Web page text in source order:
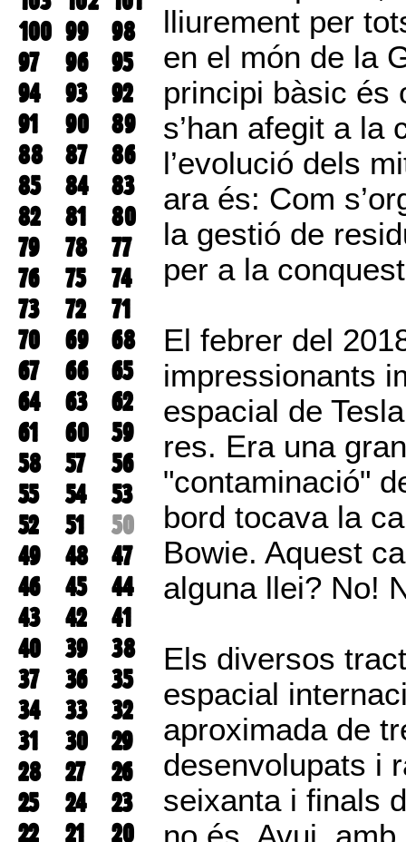
100 99
98
97
96
95
94
93
92
91
90
89
88
87
86
85
84
83
82
81
80
79
78
77
76
75
74
73
72
71
70
69
68
67
66
65
64
63
62
61
60
59
58
57
56
55
54
53
52
51
50
49
48
47
46
45
44
43
42
41
40
39
38
37
36
35
34
33
32
31
30
29
28
27
26
25
24
23
22
21
20
lliurement per
en el món de la
principi bàsic és
s’han afegit a la
l’evolució dels
ara és: Com
la gestió de
per a la
El febrer del
impressionants
espacial de
res. Era una
"contaminació"
bord tocava la
Bowie. Aquest
alguna llei? No!
Els diversos
espacial
aproximada de
desenvolupats i
seixanta i finals